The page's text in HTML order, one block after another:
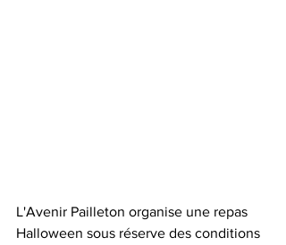
L'Avenir Pailleton organise une repas
Halloween sous réserve des conditions